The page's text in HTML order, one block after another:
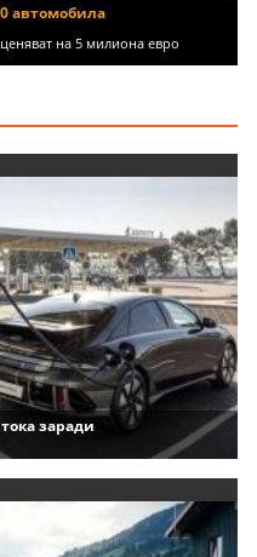
автомобила
на 5 милиона евро
заради